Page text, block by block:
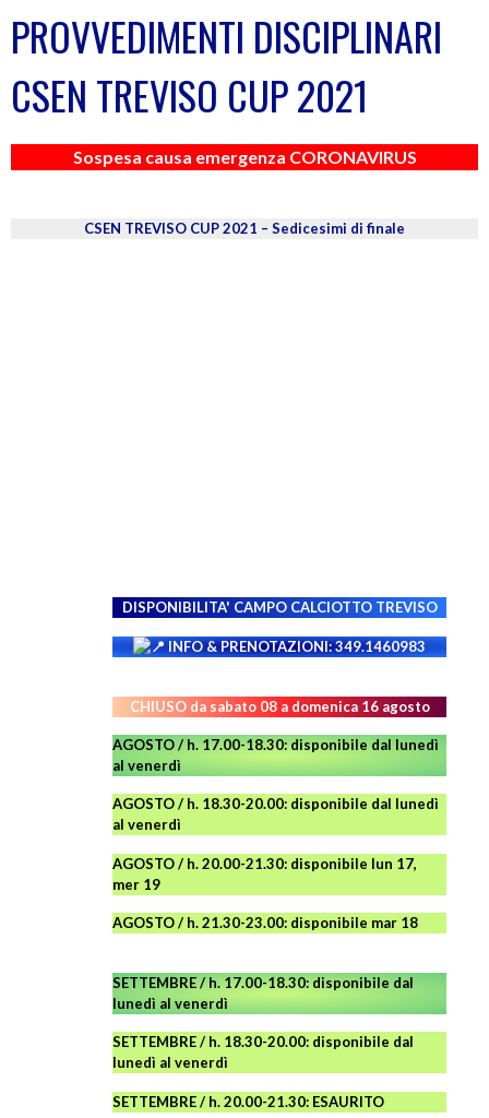
PROVVEDIMENTI DISCIPLINARI
CSEN TREVISO CUP 2021
Sospesa causa emergenza CORONAVIRUS
CSEN TREVISO CUP 2021 – Sedicesimi di finale
DISPONIBILITA' CAMPO CALCIOTTO TREVISO
INFO & PRENOTAZIONI: 349.1460983
CHIUSO da sabato 08 a domenica 16 agosto
AGOSTO / h. 17.00-18.30: disponibile dal lunedì
al venerdì
AGOSTO/ h. 18.30-20.00: disponibile dal lunedì
al venerdì
AGOSTO / h. 20.00-21.30: disponibile lun 17,
mer 19
AGOSTO/ h. 21.30-23.00: disponibile mar 18
SETTEMBRE / h. 17.00-18.30: disponibile dal
lunedì al venerdì
SETTEMBRE / h. 18.30-20.00: disponibile dal
lunedì al venerdì
SETTEMBRE / h. 20.00-21.30: ESAURITO